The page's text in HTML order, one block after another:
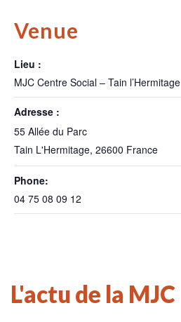
Venue
Lieu :
MJC Centre Social – Tain l’Hermitage
Adresse :
55 Allée du Parc
Tain L'Hermitage, 26600 France
Phone:
04 75 08 09 12
L'actu de la MJC